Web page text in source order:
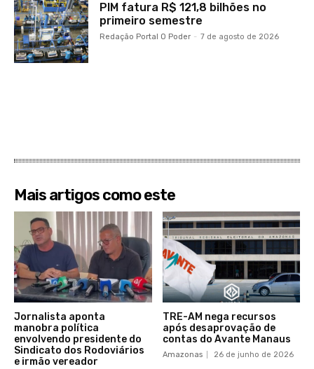
PIM fatura R$ 121,8 bilhões no
primeiro semestre
Redação Portal O Poder - 7 de agosto de 2026
Mais artigos como este
Jornalista aponta
manobra política
envolvendo presidente do
Sindicato dos Rodoviários
e irmão vereador
TRE-AM nega recursos
após desaprovação de
contas do Avante Manaus
Amazonas 26 de junho de 2026